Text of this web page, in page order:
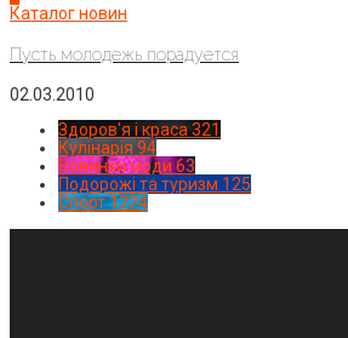
Каталог новин
Пусть молодежь порадуется
02.03.2010
Здоров'я і краса 321
Кулінарія 94
Новинки моди 63
Подорожі та туризм 125
Спорт1224